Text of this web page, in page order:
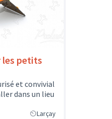
petits
et convivial
dans un lieu
Larçay